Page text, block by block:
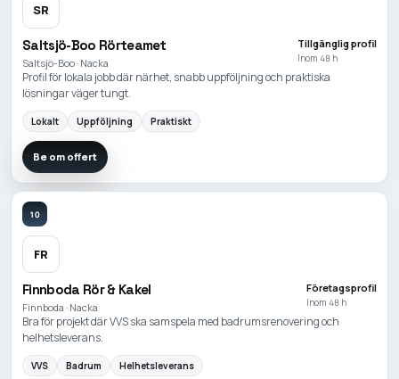
SR
Saltsjö-Boo Rörteamet
Saltsjö-Boo · Nacka
Tillgänglig profil
Inom 48 h
Profil för lokala jobb där närhet, snabb uppföljning och praktiska
lösningar väger tungt.
Lokalt Uppföljning Praktiskt
Be om offert
10
FR
Finnboda Rör & Kakel
Finnboda · Nacka
Företagsprofil
Inom 48 h
Bra för projekt där VVS ska samspela med badrumsrenovering och
helhetsleverans.
VVS Badrum Helhetsleverans